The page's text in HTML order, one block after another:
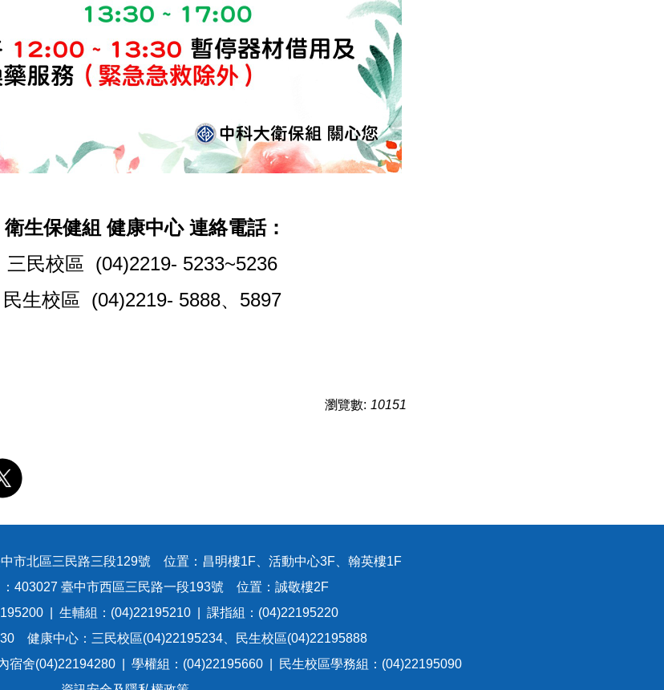
衛生保健組 健康中心 連絡電話：
三民校區 (04)2219- 5233~5236
民生校區 (04)2219- 5888、5897
瀏覽數: 10151
市北區三民路三段129號 位置：昌明樓1F、活動中心3F、翰英樓1F
：403027 臺中市西區三民路一段193號 位置：誠敬樓2F
| 生輔組：(04)22195210 | 課指組：(04)22195220
健康中心：三民校區(04)22195234、民生校區(04)22195888
宿舍(04)22194280 | 學權組：(04)22195660 | 民生校區學務組：(04)22195090